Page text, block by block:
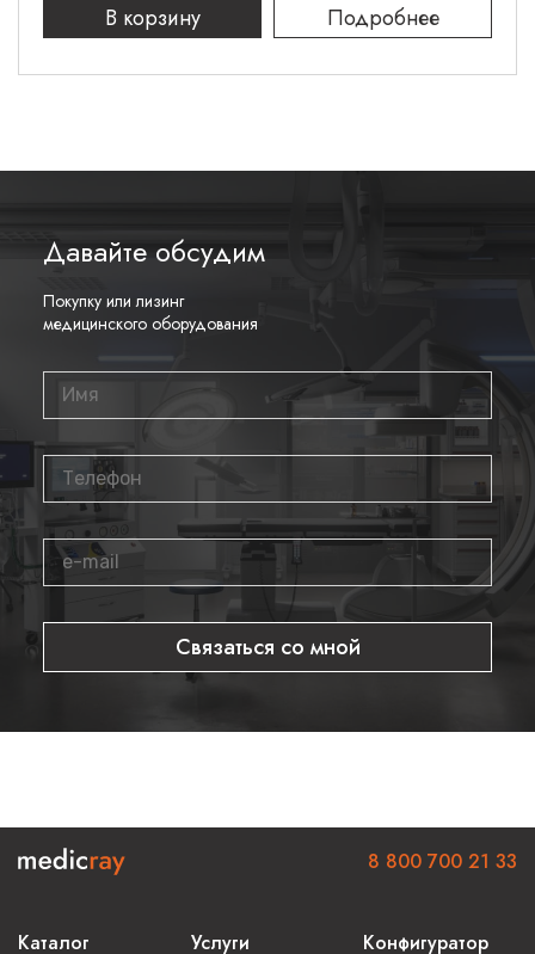
В корзину Подробнее
Давайте обсудим
Покупку или лизинг
медицинского оборудования
Связаться со мной
Каталог Услуги
Конфигуратор
8 800 700 21 33